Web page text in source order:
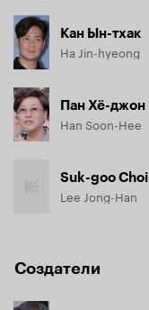
Кан Ын-тхак
Ha Jin-hyeong
Пан Хё-джон
Han Soon-Hee
Suk-goo Choi
Lee Jong-Han
Создатели